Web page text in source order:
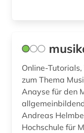
Online-
zum Thema
Anayse für den
Andreas
Hochschule für